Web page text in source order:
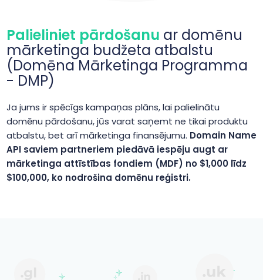
Palieliniet pārdošanu ar domēnu
mārketinga budžeta atbalstu
(Domēna Mārketinga Programma
- DMP)
Ja jums ir spēcīgs kampaņas plāns, lai palielinātu
domēnu pārdošanu, jūs varat saņemt ne tikai produktu
atbalstu, bet arī mārketinga finansējumu. Domain Name
API saviem partneriem piedāvā iespēju augt ar
mārketinga attīstības fondiem (MDF) no $1,000 līdz
$100,000, ko nodrošina domēnu reģistri.